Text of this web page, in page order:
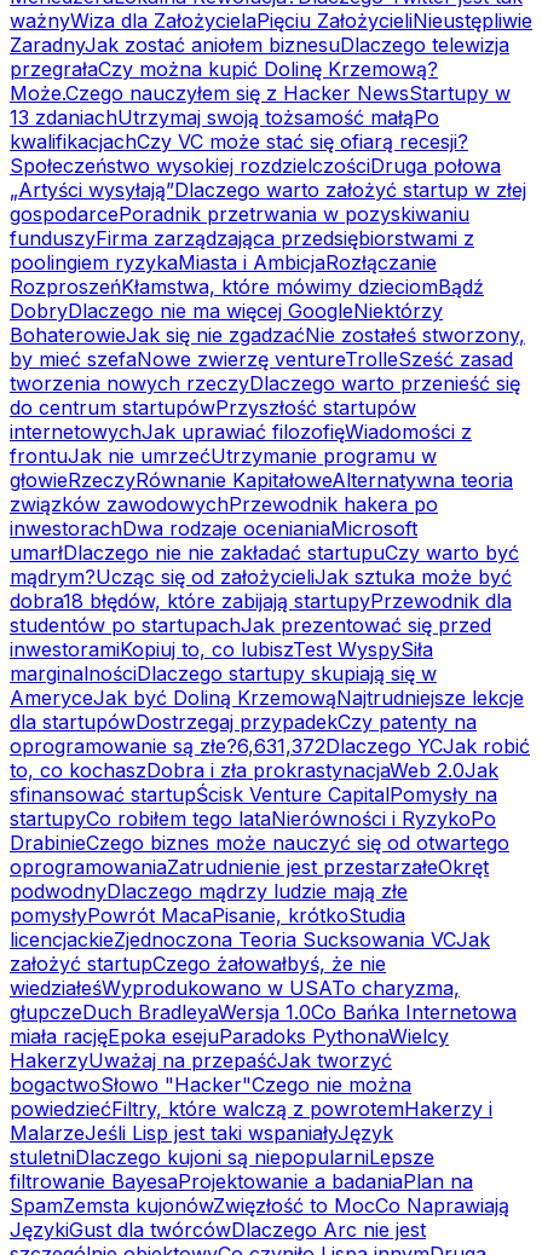
ważnyWiza dla ZałożycielaPięciu ZałożycieliNieustępliwie
ZaradnyJak zostać aniołem biznesuDlaczego telewizja
przegrałaCzy można kupić Dolinę Krzemową?
Może.Czego nauczyłem się z Hacker NewsStartupy w
13 zdaniachUtrzymaj swoją tożsamość małąPo
kwalifikacjachCzy VC może stać się ofiarą recesji?
Społeczeństwo wysokiej rozdzielczościDruga połowa
„Artyści wysyłają”Dlaczego warto założyć startup w złej
gospodarcePoradnik przetrwania w pozyskiwaniu
funduszyFirma zarządzająca przedsiębiorstwami z
poolingiem ryzykaMiasta i AmbicjaRozłączanie
RozproszeńKłamstwa, które mówimy dzieciomBądź
DobryDlaczego nie ma więcej GoogleNiektórzy
BohaterowieJak się nie zgadzaćNie zostałeś stworzony,
by mieć szefaNowe zwierzę ventureTrolleSześć zasad
tworzenia nowych rzeczyDlaczego warto przenieść się
do centrum startupówPrzyszłość startupów
internetowychJak uprawiać filozofięWiadomości z
frontuJak nie umrzećUtrzymanie programu w
głowieRzeczyRównanie KapitałoweAlternatywna teoria
związków zawodowychPrzewodnik hakera po
inwestorachDwa rodzaje ocenianiaMicrosoft
umarłDlaczego nie nie zakładać startupuCzy warto być
mądrym?Ucząc się od założycieliJak sztuka może być
dobra18 błędów, które zabijają startupyPrzewodnik dla
studentów po startupachJak prezentować się przed
inwestoramiKopiuj to, co lubiszTest WyspySiła
marginalnościDlaczego startupy skupiają się w
AmeryceJak być Doliną KrzemowąNajtrudniejsze lekcje
dla startupówDostrzegaj przypadekCzy patenty na
oprogramowanie są złe?6,631,372Dlaczego YCJak robić
to, co kochaszDobra i zła prokrastynacjaWeb 2.0Jak
sfinansować startupŚcisk Venture CapitalPomysły na
startupyCo robiłem tego lataNierówności i RyzykoPo
DrabinieCzego biznes może nauczyć się od otwartego
oprogramowaniaZatrudnienie jest przestarzałeOkręt
podwodnyDlaczego mądrzy ludzie mają złe
pomysłyPowrót MacaPisanie, krótkoStudia
licencjackieZjednoczona Teoria Sucksowania VCJak
założyć startupCzego żałowałbyś, że nie
wiedziałeśWyprodukowano w USATo charyzma,
głupczeDuch BradleyaWersja 1.0Co Bańka Internetowa
miała racjęEpoka esejuParadoks PythonaWielcy
HakerzyUważaj na przepaśćJak tworzyć
bogactwoSłowo "Hacker"Czego nie można
powiedziećFiltry, które walczą z powrotemHakerzy i
MalarzeJeśli Lisp jest taki wspaniałyJęzyk
stuletniDlaczego kujoni są niepopularniLepsze
filtrowanie BayesaProjektowanie a badaniaPlan na
SpamZemsta kujonówZwięzłość to MocCo Naprawiają
JęzykiGust dla twórcówDlaczego Arc nie jest